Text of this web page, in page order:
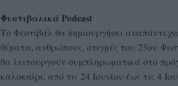
Φεστιβαλικά Podcast
Το Φεστιβάλ θα δημιουργήσει
θέματα, ανθρώπους, στιγμές του 23ου
θα λειτουργούν συμπληρωματικά στο
καλοκαίρι, από τις 24 Ιουνίου έως τις 4